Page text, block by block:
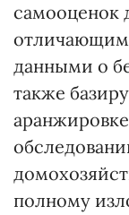
самооценок
данными о
также
полному